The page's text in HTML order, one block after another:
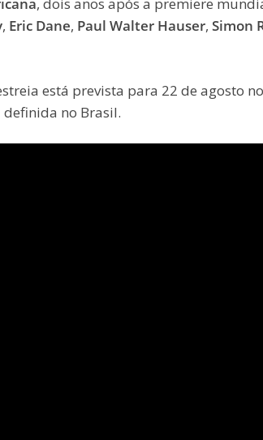
, Eric Dane, Paul Walter Hauser, Simon
está prevista para 22 de agosto
no Brasil.